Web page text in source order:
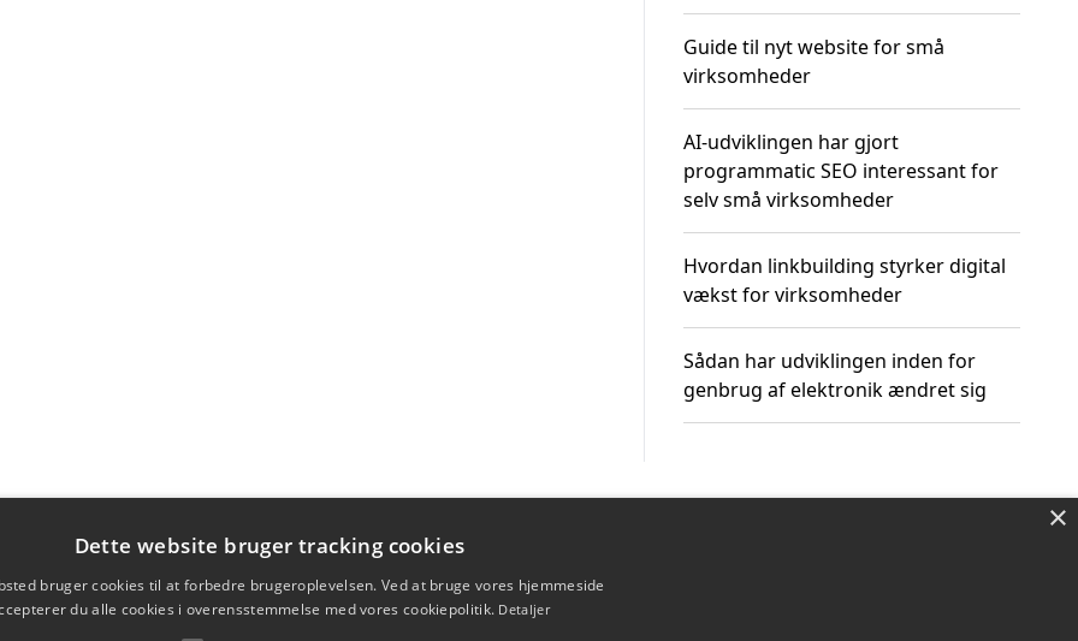
Guide til nyt website for små
virksomheder
AI-udviklingen har gjort
programmatic SEO interessant for
selv små virksomheder
Hvordan linkbuilding styrker digital
vækst for virksomheder
Sådan har udviklingen inden for
genbrug af elektronik ændret sig
×
Dette website bruger tracking cookies
bruger cookies til at forbedre brugeroplevelsen. Ved at bruge vores hjemmeside
du alle cookies i overensstemmelse med vores cookiepolitik. Detaljer